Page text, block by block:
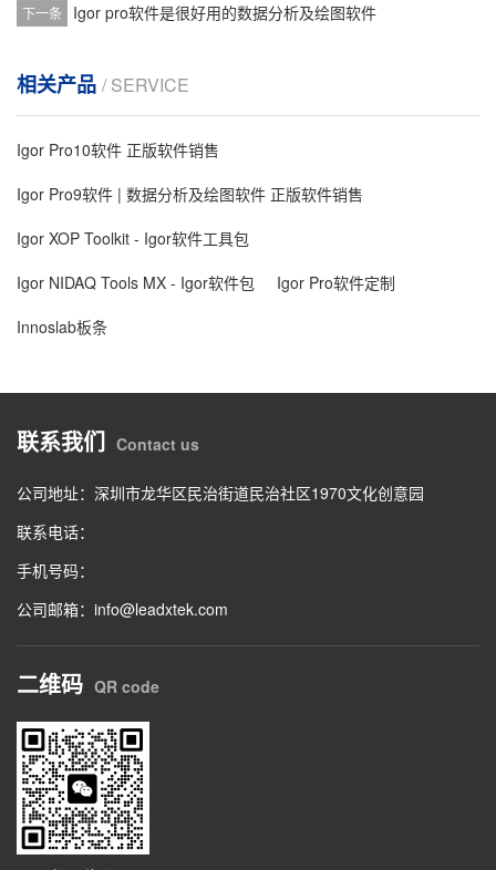
下一条 Igor pro软件是很好用的数据分析及绘图软件
相关产品 / SERVICE
Igor Pro10软件 正版软件销售
Igor Pro9软件 | 数据分析及绘图软件 正版软件销售
Igor XOP Toolkit - Igor软件工具包
Igor NIDAQ Tools MX - Igor软件包
Igor Pro软件定制
Innoslab板条
联系我们 Contact us
公司地址：深圳市龙华区民治街道民治社区1970文化创意园
联系电话：
手机号码：
公司邮箱：info@leadxtek.com
二维码 QR code